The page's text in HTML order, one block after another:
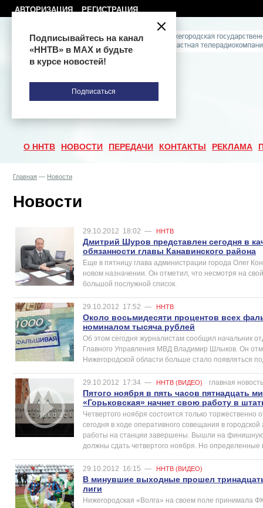
АВТОРИЗАЦИЯ РЕГИСТРАЦИЯ
О ННТВ НОВОСТИ ПЕРЕДАЧИ КОНТАКТЫ РЕКЛАМА
Главная — Новости
Новости
29.10.2012 18:02 — ННТВ
Дмитрий Шуров представлен сегодня в
обязанности главы Канавинского района
Еще в пятницу глава администрации города Олег
новом назначении. Он отметил, что несмотря на
большой послужной список.
29.10.2012 17:52 — ННТВ
Около восьмидесяти процентов всех
номиналом тысяча рублей
Об этом сегодня журналистам сообщил начальник
Главного Управления МВД Владимир Шлыков. Он
Нижегородской области больше стало появляться
29.10.2012 17:34 — ННТВ (ВИДЕО) главная новость
Пятого ноября в пять часов пятнадцать
«Горьковская» начнет свою работу в
Четвертого ноября состоится только торжественно
сегодня в ходе оперативного совещания в
работы на станции завершены. Вышли на финишную
должны сдать четвертого ноября. Но
29.10.2012 16:15 — ННТВ (ВИДЕО)
В минувшие выходные прошел
лиги
Нижегородская «Волга» на своем поле принимала
Подписывайтесь на канал
«ННТВ» в МАХ и будьте
в курсе новостей!
Подписаться